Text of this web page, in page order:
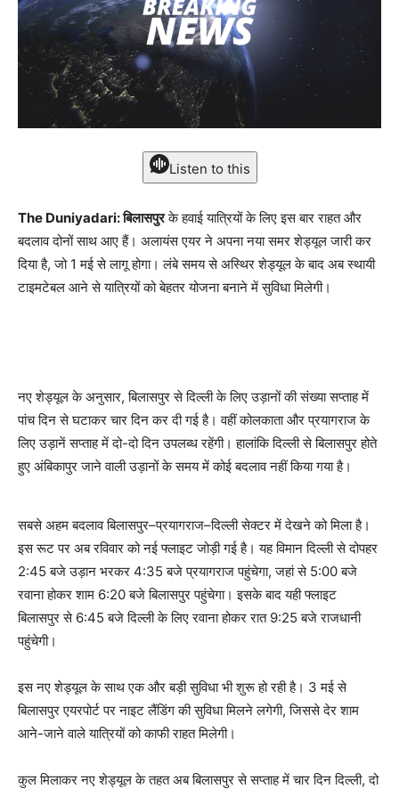
Listen to this
The Duniyadari: बिलासपुरके हवाई यात्रियों के लिए इस बार राहत और
बदलाव दोनों साथ आए हैं। अलायंस एयर ने अपना नया समर शेड्यूल जारी कर
दिया है, जो 1 मई से लागू होगा। लंबे समय से अस्थिर शेड्यूल के बाद अब स्थायी
टाइमटेबल आने से यात्रियों को बेहतर योजना बनाने में सुविधा मिलेगी।
नए शेड्यूल के अनुसार, बिलासपुर से दिल्ली के लिए उड़ानों की संख्या सप्ताह में
पांच दिन से घटाकर चार दिन कर दी गई है। वहीं कोलकाता और प्रयागराज के
लिए उड़ानें सप्ताह में दो-दो दिन उपलब्ध रहेंगी। हालांकि दिल्ली से बिलासपुर होते
हुए अंबिकापुर जाने वाली उड़ानों के समय में कोई बदलाव नहीं किया गया है।
सबसे अहम बदलाव बिलासपुर–प्रयागराज–दिल्ली सेक्टर में देखने को मिला है।
इस रूट पर अब रविवार को नई फ्लाइट जोड़ी गई है। यह विमान दिल्ली से दोपहर
2:45 बजे उड़ान भरकर 4:35 बजे प्रयागराज पहुंचेगा, जहां से 5:00 बजे
रवाना होकर शाम 6:20 बजे बिलासपुर पहुंचेगा। इसके बाद यही फ्लाइट
बिलासपुर से 6:45 बजे दिल्ली के लिए रवाना होकर रात 9:25 बजे राजधानी
पहुंचेगी।
इस नए शेड्यूल के साथ एक और बड़ी सुविधा भी शुरू हो रही है। 3 मई से
बिलासपुर एयरपोर्ट पर नाइट लैंडिंग की सुविधा मिलने लगेगी, जिससे देर शाम
आने-जाने वाले यात्रियों को काफी राहत मिलेगी।
कुल मिलाकर नए शेड्यूल के तहत अब बिलासपुर से सप्ताह में चार दिन दिल्ली, दो